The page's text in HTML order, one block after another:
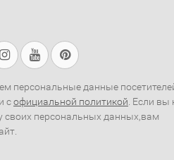
персональные данные
софициальной политикой . Если вы
своих персональных данных,вам